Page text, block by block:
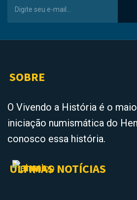
SOBRE
O Vivendo a História é o
iniciação numismática do
conosco essa história.
ÚLTIMAS NOTÍCIAS